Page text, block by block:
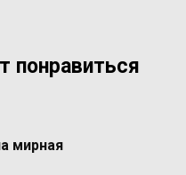
понравиться
мирная